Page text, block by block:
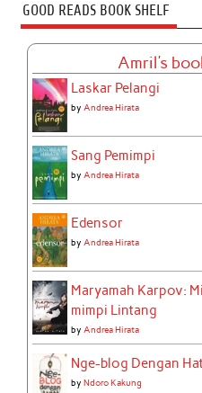
GOOD READS BOOK SHELF
Amril's
Laskar Pelangi
by Andrea Hirata
Sang Pemimpi
by Andrea Hirata
Edensor
by Andrea Hirata
Maryamah Karpov:
mimpi Lintang
by Andrea Hirata
Nge-blog Dengan
byNdoro Kakung